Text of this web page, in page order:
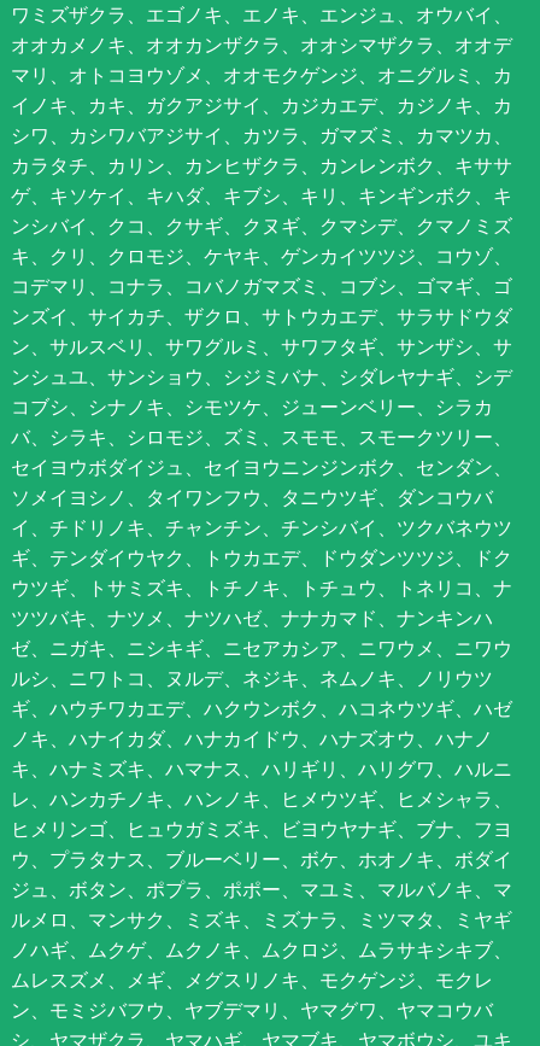
ワミズザクラ、エゴノキ、エノキ、エンジュ、オウバイ、
オオカメノキ、オオカンザクラ、オオシマザクラ、オオデ
マリ、オトコヨウゾメ、オオモクゲンジ、オニグルミ、カ
イノキ、カキ、ガクアジサイ、カジカエデ、カジノキ、カ
シワ、カシワバアジサイ、カツラ、ガマズミ、カマツカ、
カラタチ、カリン、カンヒザクラ、カンレンボク、キササ
ゲ、キソケイ、キハダ、キブシ、キリ、キンギンボク、キ
ンシバイ、クコ、クサギ、クヌギ、クマシデ、クマノミズ
キ、クリ、クロモジ、ケヤキ、ゲンカイツツジ、コウゾ、
コデマリ、コナラ、コバノガマズミ、コブシ、ゴマギ、ゴ
ンズイ、サイカチ、ザクロ、サトウカエデ、サラサドウダ
ン、サルスベリ、サワグルミ、サワフタギ、サンザシ、サ
ンシュユ、サンショウ、シジミバナ、シダレヤナギ、シデ
コブシ、シナノキ、シモツケ、ジューンベリー、シラカ
バ、シラキ、シロモジ、ズミ、スモモ、スモークツリー、
セイヨウボダイジュ、セイヨウニンジンボク、センダン、
ソメイヨシノ、タイワンフウ、タニウツギ、ダンコウバ
イ、チドリノキ、チャンチン、チンシバイ、ツクバネウツ
ギ、テンダイウヤク、トウカエデ、ドウダンツツジ、ドク
ウツギ、トサミズキ、トチノキ、トチュウ、トネリコ、ナ
ツツバキ、ナツメ、ナツハゼ、ナナカマド、ナンキンハ
ゼ、ニガキ、ニシキギ、ニセアカシア、ニワウメ、ニワウ
ルシ、ニワトコ、ヌルデ、ネジキ、ネムノキ、ノリウツ
ギ、ハウチワカエデ、ハクウンボク、ハコネウツギ、ハゼ
ノキ、ハナイカダ、ハナカイドウ、ハナズオウ、ハナノ
キ、ハナミズキ、ハマナス、ハリギリ、ハリグワ、ハルニ
レ、ハンカチノキ、ハンノキ、ヒメウツギ、ヒメシャラ、
ヒメリンゴ、ヒュウガミズキ、ビヨウヤナギ、ブナ、フヨ
ウ、プラタナス、ブルーベリー、ボケ、ホオノキ、ボダイ
ジュ、ボタン、ポプラ、ポポー、マユミ、マルバノキ、マ
ルメロ、マンサク、ミズキ、ミズナラ、ミツマタ、ミヤギ
ノハギ、ムクゲ、ムクノキ、ムクロジ、ムラサキシキブ、
ムレスズメ、メギ、メグスリノキ、モクゲンジ、モクレ
ン、モミジバフウ、ヤブデマリ、ヤマグワ、ヤマコウバ
シ、ヤマザクラ、ヤマハギ、ヤマブキ、ヤマボウシ、ユキ